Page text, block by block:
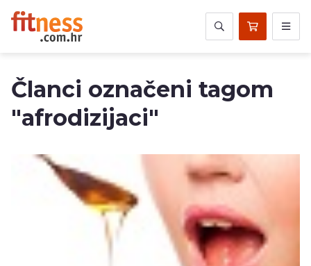
Članci označeni tagom
"afrodizijaci"